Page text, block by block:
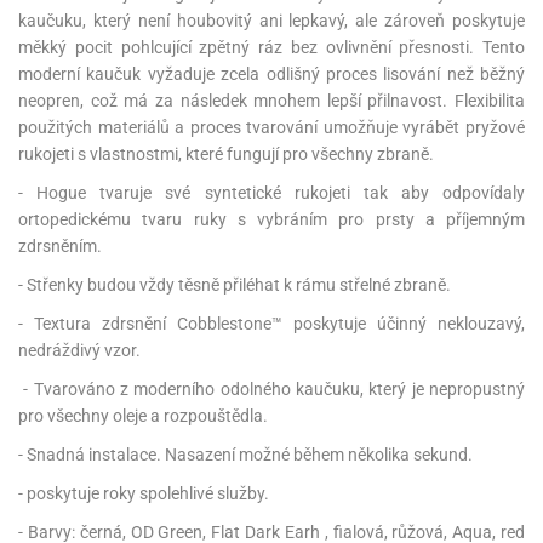
kaučuku, který není houbovitý ani lepkavý, ale zároveň poskytuje
měkký pocit pohlcující zpětný ráz bez ovlivnění přesnosti. Tento
moderní kaučuk vyžaduje zcela odlišný proces lisování než běžný
neopren, což má za následek mnohem lepší přilnavost. Flexibilita
použitých materiálů a proces tvarování umožňuje vyrábět pryžové
rukojeti s vlastnostmi, které fungují pro všechny zbraně.
- Hogue tvaruje své syntetické rukojeti tak aby odpovídaly
ortopedickému tvaru ruky s vybráním pro prsty a příjemným
zdrsněním.
- Střenky budou vždy těsně přiléhat k rámu střelné zbraně.
- Textura zdrsnění Cobblestone™ poskytuje účinný neklouzavý,
nedráždivý vzor.
- Tvarováno z moderního odolného kaučuku, který je nepropustný
pro všechny oleje a rozpouštědla.
- Snadná instalace. Nasazení možné během několika sekund.
- poskytuje roky spolehlivé služby.
- Barvy: černá, OD Green, Flat Dark Earh , fialová, růžová, Aqua, red